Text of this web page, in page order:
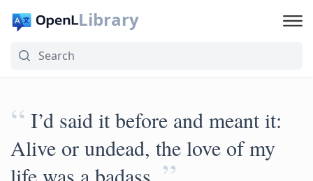
Library
“ I’d said it before and meant it:
Alive or undead, the love of my
life was a badass.